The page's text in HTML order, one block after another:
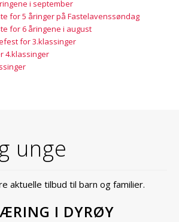
i september
for 5 åringer på Fastelavenssøndag
for 6 åringene i august
for 3.klassinger
4.klassinger
unge
aktuelle tilbud til barn og familier.
I DYRØY